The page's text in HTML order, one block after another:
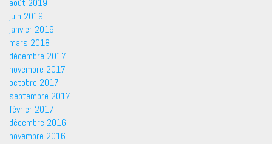
juin 2019
janvier 2019
mars 2018
décembre 2017
novembre 2017
octobre 2017
septembre 2017
février 2017
décembre 2016
novembre 2016